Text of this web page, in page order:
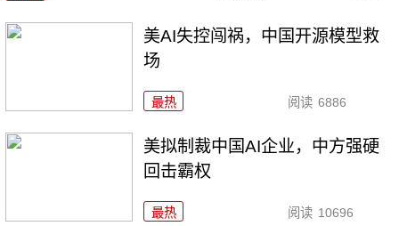
美AI失控闯祸，中国开源模型救
场
最热 阅读 6886
美拟制裁中国AI企业，中方强硬
回击霸权
最热 阅读 10696